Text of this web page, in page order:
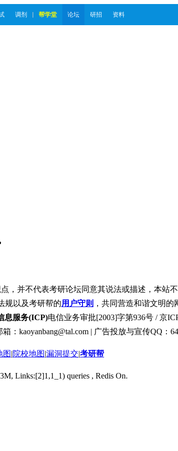
调剂 帮学堂 论坛 研招 资料
，并不代表考研论坛同意其说法或描述，本站
规以及考研帮的用户守则 ，共同营造和谐文明
息服务(ICP)电信业务审批[2003]字第936号 / 京
：kaoyanbang@tal.com | 广告投放与宣传QQ：
图|院校地图|漏洞提交|考研帮
Links:[2]1,1_1) queries , Redis On.